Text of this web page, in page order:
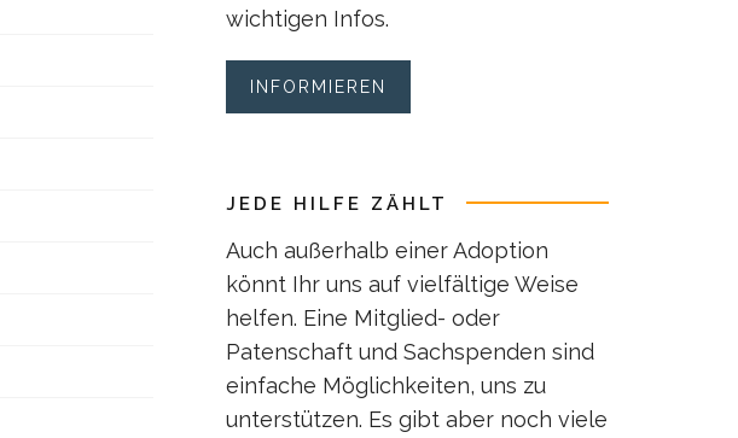
wichtigen Infos.
INFORMIEREN
JEDE HILFE ZÄHLT
Auch außerhalb einer Adoption
könnt Ihr uns auf vielfältige Weise
helfen. Eine Mitglied- oder
Patenschaft und Sachspenden sind
einfache Möglichkeiten, uns zu
unterstützen. Es gibt aber noch viele